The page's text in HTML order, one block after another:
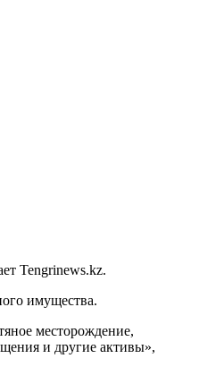
Tengrinews.kz.
имущества.
месторождение,
и другие активы»,